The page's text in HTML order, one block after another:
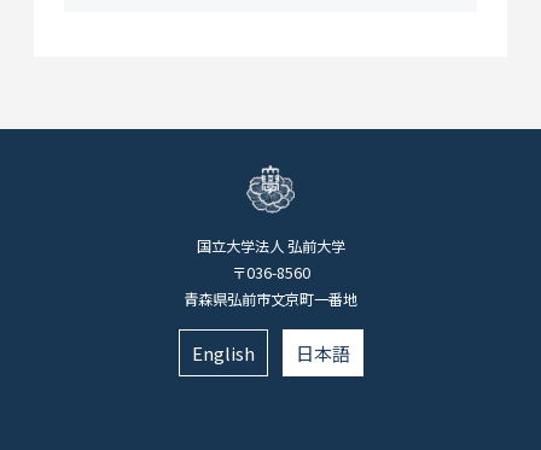
国立大学法人 弘前大学
〒036-8560
青森県弘前市文京町一番地
English 日本語